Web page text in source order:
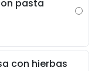
pasta
con hierbas